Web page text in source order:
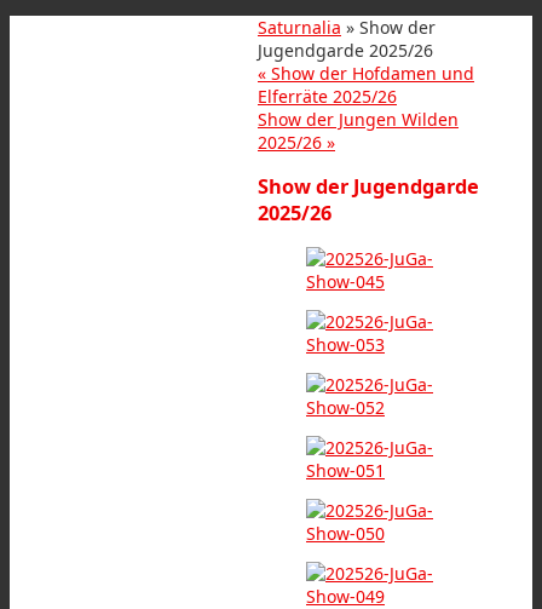
Saturnalia » Show der
Jugendgarde 2025/26
« Show der Hofdamen und
Elferräte 2025/26
Show der Jungen Wilden
2025/26 »
Show der Jugendgarde
2025/26